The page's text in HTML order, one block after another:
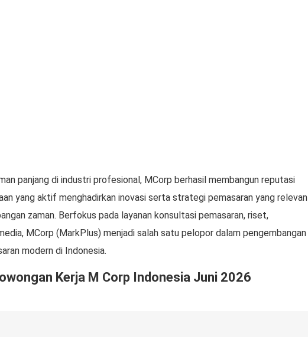
panjang di industri profesional, MCorp berhasil membangun reputasi
yang aktif menghadirkan inovasi serta strategi pemasaran yang relevan
zaman. Berfokus pada layanan konsultasi pemasaran, riset,
MCorp (MarkPlus) menjadi salah satu pelopor dalam pengembangan
modern di Indonesia.
Kerja M Corp Indonesia Juni 2026